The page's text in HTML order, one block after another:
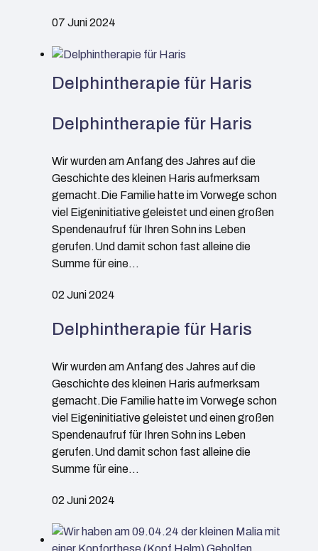
07 Juni 2024
Delphintherapie für Haris
Delphintherapie für Haris
Wir wurden am Anfang des Jahres auf die
Geschichte des kleinen Haris aufmerksam
gemacht.Die Familie hatte im Vorwege schon
viel Eigeninitiative geleistet und einen großen
Spendenaufruf für Ihren Sohn ins Leben
gerufen.Und damit schon fast alleine die
Summe für eine…
02 Juni 2024
Delphintherapie für Haris
Wir wurden am Anfang des Jahres auf die
Geschichte des kleinen Haris aufmerksam
gemacht.Die Familie hatte im Vorwege schon
viel Eigeninitiative geleistet und einen großen
Spendenaufruf für Ihren Sohn ins Leben
gerufen.Und damit schon fast alleine die
Summe für eine…
02 Juni 2024